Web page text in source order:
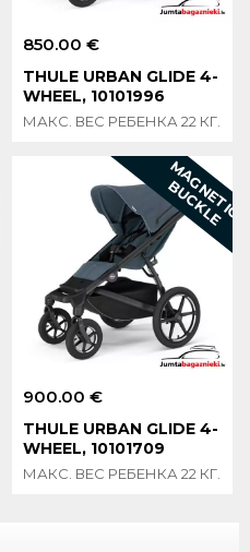
850.00 €
THULE URBAN GLIDE 4-
WHEEL, 10101996
МАКС. ВЕС РЕБЕНКА 22 КГ.
900.00 €
THULE URBAN GLIDE 4-
WHEEL, 10101709
МАКС. ВЕС РЕБЕНКА 22 КГ.
M
A
G
N
E
T
I
C
B
U
C
K
L
E